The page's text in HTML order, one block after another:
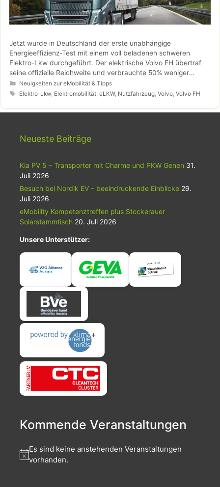
Jetzt wurde in Deutschland der erste unabhängige
Energieeffizienz-Test mit einem voll beladenen schweren
Elektro-Lkw durchgeführt. Der elektrische Volvo FH übertraf
seine offizielle Reichweite und verbrauchte 50% weniger
Energie als sein Diesel-Pendant.
Kategorien
Neuigkeiten zur eMobilität & Tipps
Schlagwörter
Elektro-Lkw, Elektromobilität,eLKW, Nutzfahrzeug,Volvo,Volvo FH
Neueste Beiträge
Kia PV 5 – Transporter mit Charme und PKW Genen 31.
Juli 2026
Besuch bei Nordik EV – beeindruckende Einblicke 29.
Juli 2026
eMobility Kompetenztreffen plus Stockerauer
Solarstammtisch 20. Juli 2026
Unsere Unterstützer:
Kommende Veranstaltungen
Es sind keine anstehenden Veranstaltungen
vorhanden.